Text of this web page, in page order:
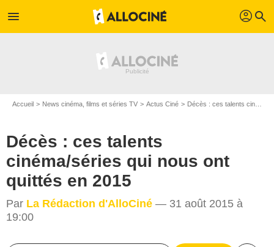
menu profil search
Accueil News cinéma, films et séries TV Actus Ciné Décès : ces talents cinéma/séries qui nous ont quittés en 2015
Décès : ces talents
cinéma/séries qui nous ont
quittés en 2015
Par La Rédaction d'AlloCiné — 31 août 2015 à
19:00